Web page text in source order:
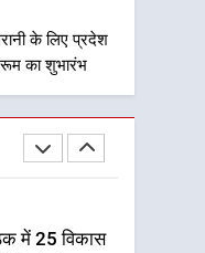
के लिए प्रदेश
का शुभारंभ
के
वर्षा की चेतावनी
अलर्ट, सभी
अलर्ट पर रहने के
में 25 विकास